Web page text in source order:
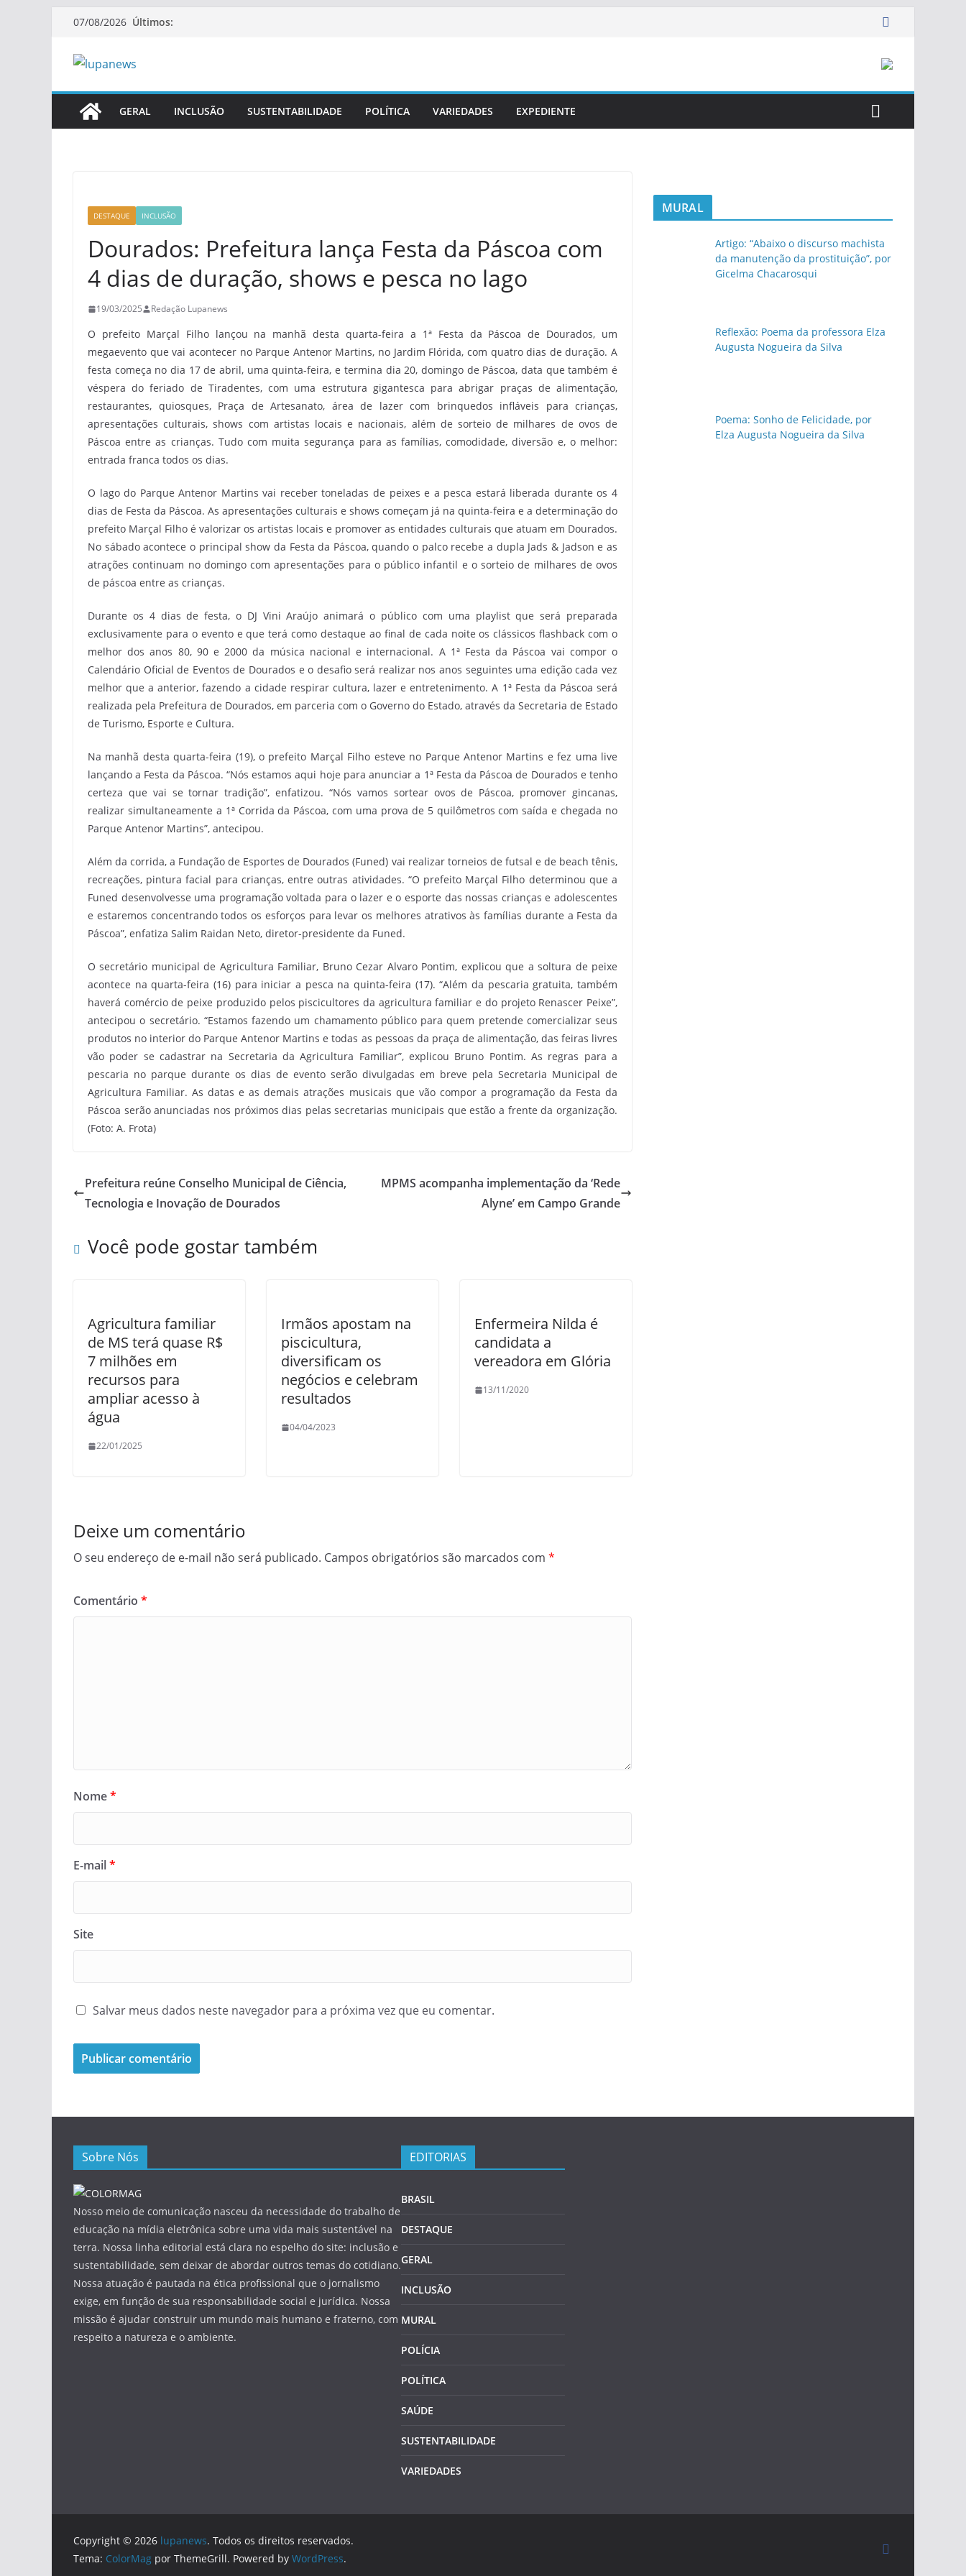
Pular07/08/2026 Últimos:
GERAL INCLUSÃO SUSTENTABILIDADE POLÍTICA VARIEDADES EXPEDIENTE
DESTAQUE INCLUSÃO
Dourados: Prefeitura lança Festa da Páscoa com
4 dias de duração, shows e pesca no lago
19/03/2025 Redação Lupanews
O prefeito Marçal Filho lançou na manhã desta quarta-feira a 1ª Festa da Páscoa de Dourados, um
megaevento que vai acontecer no Parque Antenor Martins, no Jardim Flórida, com quatro dias de duração. A
festa começa no dia 17 de abril, uma quinta-feira, e termina dia 20, domingo de Páscoa, data que também é
véspera do feriado de Tiradentes, com uma estrutura gigantesca para abrigar praças de alimentação,
restaurantes, quiosques, Praça de Artesanato, área de lazer com brinquedos infláveis para crianças,
apresentações culturais, shows com artistas locais e nacionais, além de sorteio de milhares de ovos de
Páscoa entre as crianças. Tudo com muita segurança para as famílias, comodidade, diversão e, o melhor:
entrada franca todos os dias.
O lago do Parque Antenor Martins vai receber toneladas de peixes e a pesca estará liberada durante os 4
dias de Festa da Páscoa. As apresentações culturais e shows começam já na quinta-feira e a determinação do
prefeito Marçal Filho é valorizar os artistas locais e promover as entidades culturais que atuam em Dourados.
No sábado acontece o principal show da Festa da Páscoa, quando o palco recebe a dupla Jads & Jadson e as
atrações continuam no domingo com apresentações para o público infantil e o sorteio de milhares de ovos
de páscoa entre as crianças.
Durante os 4 dias de festa, o DJ Vini Araújo animará o público com uma playlist que será preparada
exclusivamente para o evento e que terá como destaque ao final de cada noite os clássicos flashback com o
melhor dos anos 80, 90 e 2000 da música nacional e internacional. A 1ª Festa da Páscoa vai compor o
Calendário Oficial de Eventos de Dourados e o desafio será realizar nos anos seguintes uma edição cada vez
melhor que a anterior, fazendo a cidade respirar cultura, lazer e entretenimento. A 1ª Festa da Páscoa será
realizada pela Prefeitura de Dourados, em parceria com o Governo do Estado, através da Secretaria de Estado
de Turismo, Esporte e Cultura.
Na manhã desta quarta-feira (19), o prefeito Marçal Filho esteve no Parque Antenor Martins e fez uma live
lançando a Festa da Páscoa. “Nós estamos aqui hoje para anunciar a 1ª Festa da Páscoa de Dourados e tenho
certeza que vai se tornar tradição”, enfatizou. “Nós vamos sortear ovos de Páscoa, promover gincanas,
realizar simultaneamente a 1ª Corrida da Páscoa, com uma prova de 5 quilômetros com saída e chegada no
Parque Antenor Martins”, antecipou.
Além da corrida, a Fundação de Esportes de Dourados (Funed) vai realizar torneios de futsal e de beach tênis,
recreações, pintura facial para crianças, entre outras atividades. “O prefeito Marçal Filho determinou que a
Funed desenvolvesse uma programação voltada para o lazer e o esporte das nossas crianças e adolescentes
e estaremos concentrando todos os esforços para levar os melhores atrativos às famílias durante a Festa da
Páscoa”, enfatiza Salim Raidan Neto, diretor-presidente da Funed.
O secretário municipal de Agricultura Familiar, Bruno Cezar Alvaro Pontim, explicou que a soltura de peixe
acontece na quarta-feira (16) para iniciar a pesca na quinta-feira (17). “Além da pescaria gratuita, também
haverá comércio de peixe produzido pelos piscicultores da agricultura familiar e do projeto Renascer Peixe”,
antecipou o secretário. “Estamos fazendo um chamamento público para quem pretende comercializar seus
produtos no interior do Parque Antenor Martins e todas as pessoas da praça de alimentação, das feiras livres
vão poder se cadastrar na Secretaria da Agricultura Familiar”, explicou Bruno Pontim. As regras para a
pescaria no parque durante os dias de evento serão divulgadas em breve pela Secretaria Municipal de
Agricultura Familiar. As datas e as demais atrações musicais que vão compor a programação da Festa da
Páscoa serão anunciadas nos próximos dias pelas secretarias municipais que estão a frente da organização.
(Foto: A. Frota)
Prefeitura reúne Conselho Municipal de Ciência,
Tecnologia e Inovação de Dourados
MPMS acompanha implementação da ‘Rede
Alyne’ em Campo Grande
Você pode gostar também
Agricultura familiar
de MS terá quase R$
7 milhões em
recursos para
ampliar acesso à
água
22/01/2025
Irmãos apostam na
piscicultura,
diversificam os
negócios e celebram
resultados
04/04/2023
Enfermeira Nilda é
candidata a
vereadora em Glória
13/11/2020
Deixe um comentário
O seu endereço de e-mail não será publicado. Campos obrigatórios são marcados com *
Comentário *
Nome*
E-mail*
Site
Salvar meus dados neste navegador para a próxima vez que eu comentar.
MURAL
Artigo: “Abaixo o discurso machista
da manutenção da prostituição”, por
Gicelma Chacarosqui
Reflexão: Poema da professora Elza
Augusta Nogueira da Silva
Poema: Sonho de Felicidade, por
Elza Augusta Nogueira da Silva
Sobre Nós
Nosso meio de comunicação nasceu da necessidade do trabalho de
educação na mídia eletrônica sobre uma vida mais sustentável na
terra. Nossa linha editorial está clara no espelho do site: inclusão e
sustentabilidade, sem deixar de abordar outros temas do cotidiano.
Nossa atuação é pautada na ética profissional que o jornalismo
exige, em função de sua responsabilidade social e jurídica. Nossa
missão é ajudar construir um mundo mais humano e fraterno, com
respeito a natureza e o ambiente.
EDITORIAS
BRASIL
DESTAQUE
GERAL
INCLUSÃO
MURAL
POLÍCIA
POLÍTICA
SAÚDE
SUSTENTABILIDADE
VARIEDADES
Copyright © 2026 lupanews. Todos os direitos reservados.
Tema: ColorMag por ThemeGrill. Powered by WordPress.